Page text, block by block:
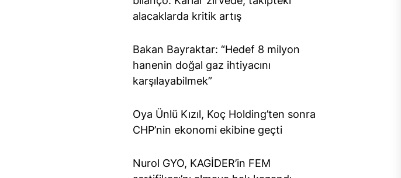
alacaklarda kritik artış
Bakan Bayraktar: “Hedef 8 milyon
hanenin doğal gaz ihtiyacını
karşılayabilmek”
Oya Ünlü Kızıl, Koç Holding’ten sonra
CHP’nin ekonomi ekibine geçti
Nurol GYO, KAGİDER’in FEM